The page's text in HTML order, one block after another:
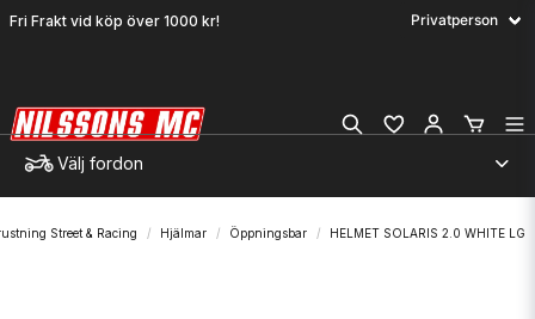
Fri Frakt vid köp över 1000 kr!
Välj fordon
Street & Racing Hjälmar Öppningsbar HELMET SOLARIS 2.0 WHITE LG